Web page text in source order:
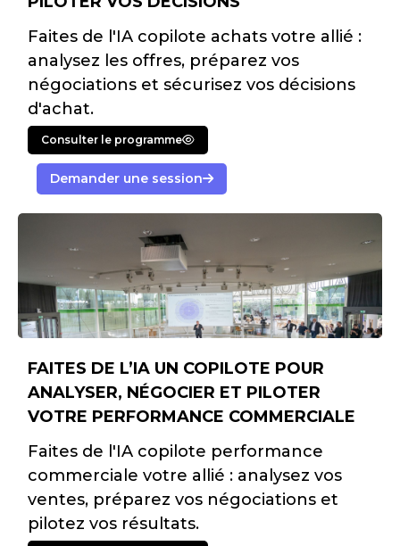
Faites de l'IA copilote achats votre allié :
analysez les offres, préparez vos
négociations et sécurisez vos décisions
d'achat.
Consulter le programme
Demander une session
FAITES DE L’IA UN COPILOTE POUR
ANALYSER, NÉGOCIER ET PILOTER
VOTRE PERFORMANCE COMMERCIALE
Faites de l'IA copilote performance
commerciale votre allié : analysez vos
ventes, préparez vos négociations et
pilotez vos résultats.